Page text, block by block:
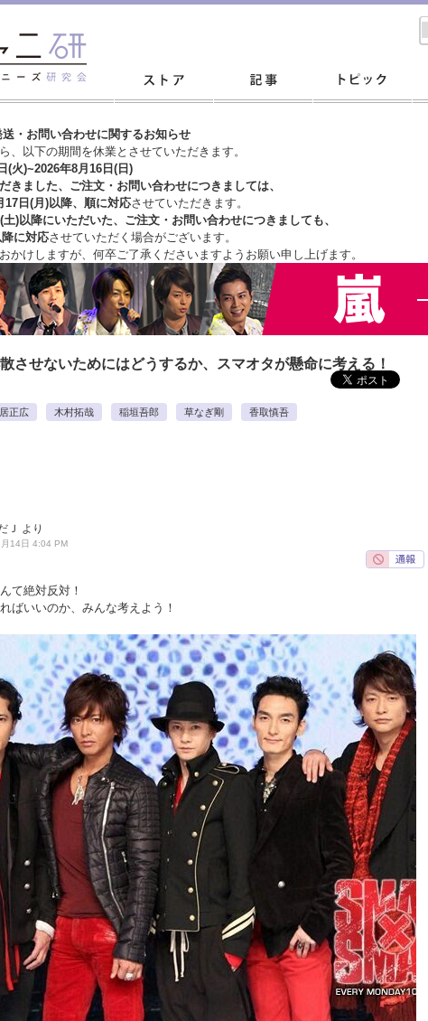
・お問い合わせに関するお知らせ
、以下の期間を休業とさせていただきます。
(火)~2026年8月16日(日)
きました、ご注文・お問い合わせにつきましては、
17日(月)以降、順に対応させていただきます。
土)以降にいただいた、ご注文・ お問い合わせにつきましても、
に対応させていただく場合がございます。
かけしますが、 何卒ご了承くださいますようお願い申し上げます。
させないためにはどうするか、スマオタが懸命に考える！
正広 木村拓哉 稲垣吾郎 草なぎ剛 香取慎吾
Ｊ より
14日 4:04 PM
て絶対反対！
ばいいのか、みんな考えよう！